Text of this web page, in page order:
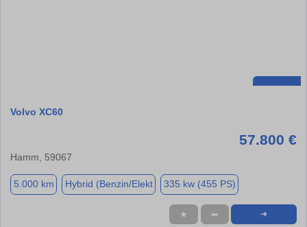
Volvo XC60
57.800 €
Hamm, 59067
5.000 km Hybrid (Benzin/Elekt 335 kw (455 PS)
★ ➦ ➜